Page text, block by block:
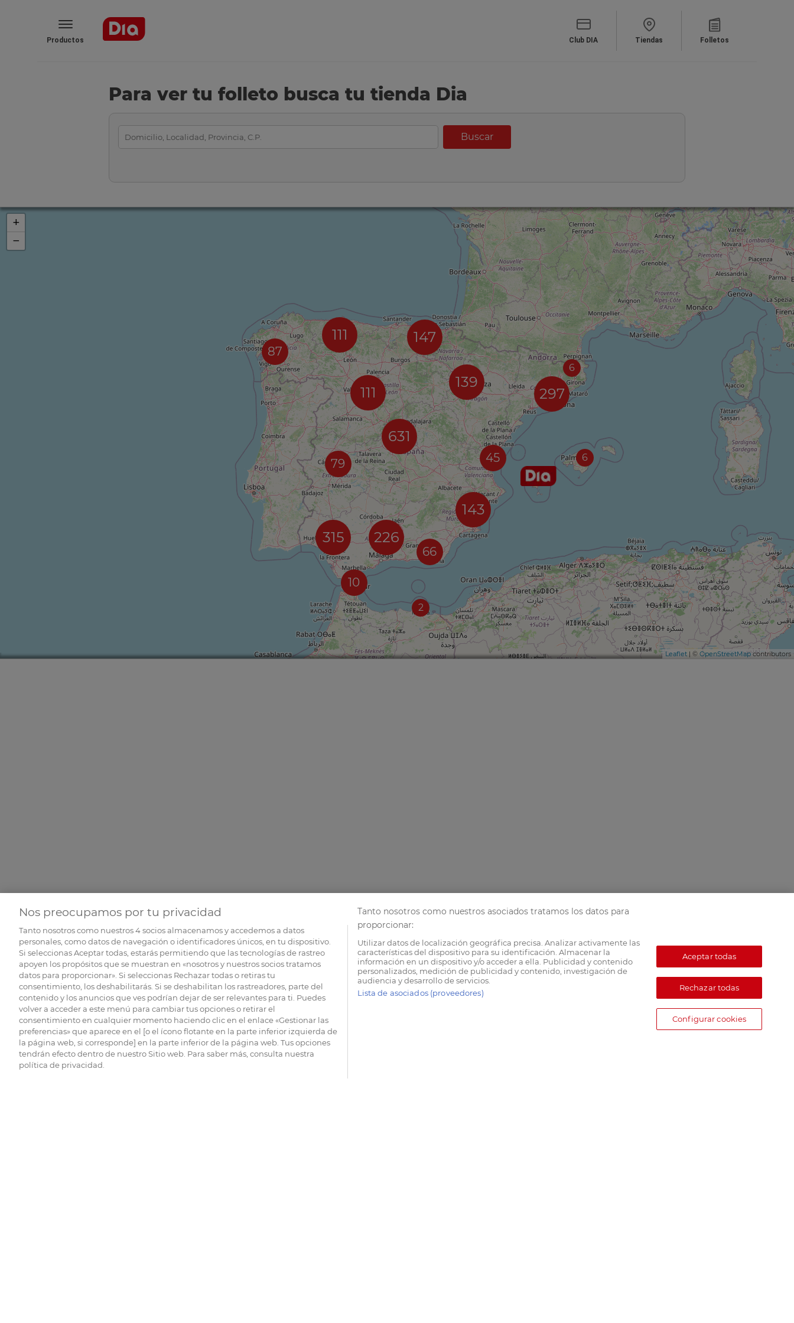
Productos Club DIA Tiendas Folletos
Para ver tu folleto busca tu tienda Dia
87
111 147
2
6
111
79
631
10
226
315
6
139
297
66
45
143
+
−
Leaflet | © OpenStreetMapcontributors
Nos preocupamos por tu privacidad
Tanto nosotros como nuestros4socios almacenamos y accedemos a datos
personales, como datos de navegación o identificadores únicos, en tu dispositivo.
Si seleccionas Aceptar todas, estarás permitiendo que las tecnologías de rastreo
apoyen los propósitos que se muestran en «nosotros y nuestros socios tratamos
datos para proporcionar». Si seleccionas Rechazar todas o retiras tu
consentimiento, los deshabilitarás. Si se deshabilitan los rastreadores, parte del
contenido y los anuncios que ves podrían dejar de ser relevantes para ti. Puedes
volver a acceder a este menú para cambiar tus opciones o retirar el
consentimiento en cualquier momento haciendo clic en el enlace «Gestionar las
preferencias» que aparece en el [o el ícono flotante en la parte inferior izquierda de
la página web, si corresponde] en la parte inferior de la página web. Tus opciones
tendrán efecto dentro de nuestro Sitio web. Para saber más, consulta nuestra
política de privacidad.
Tanto nosotros como nuestros asociados tratamos los datos para
proporcionar:
Utilizar datos de localización geográfica precisa. Analizar activamente las
características del dispositivo para su identificación. Almacenar la
información en un dispositivo y/o acceder a ella. Publicidad y contenido
personalizados, medición de publicidad y contenido, investigación de
audiencia y desarrollo de servicios.
Lista de asociados (proveedores)
Aceptar todas
Rechazar todas
Configurar cookies